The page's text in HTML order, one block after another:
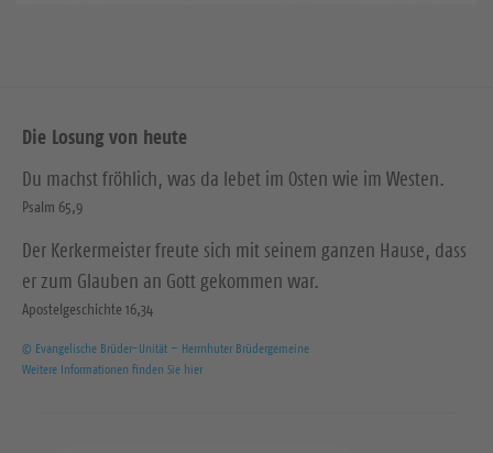
Die Losung von heute
Du machst fröhlich, was da lebet im Osten wie im Westen.
Psalm 65,9
Der Kerkermeister freute sich mit seinem ganzen Hause, dass
er zum Glauben an Gott gekommen war.
Apostelgeschichte 16,34
© Evangelische Brüder-Unität – Herrnhuter Brüdergemeine
Weitere Informationen finden Sie hier